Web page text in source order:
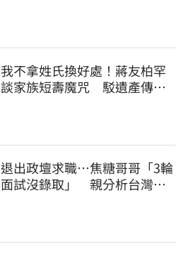
我不拿姓氏換好處！蔣友柏罕
談家族短壽魔咒 駁遺產傳
退出政壇求職…焦糖哥哥「3輪
面試沒錄取」 親分析台灣職